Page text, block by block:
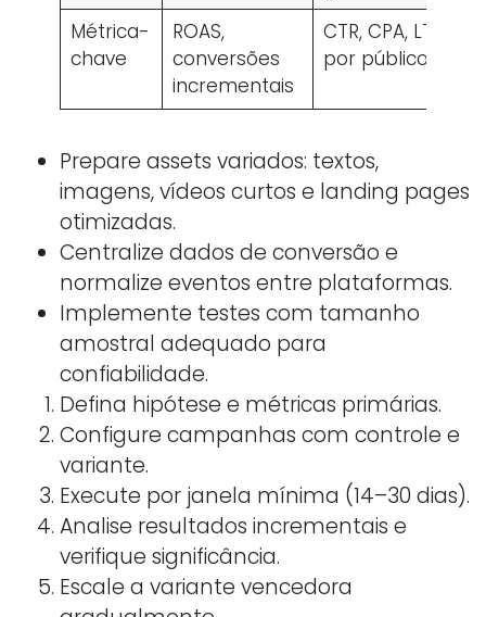
Métrica-
chave
ROAS,
conversões
incrementais
CTR, CPA, LTV
por público
Prepare assets variados: textos,
imagens, vídeos curtos e landing pages
otimizadas.
Centralize dados de conversão e
normalize eventos entre plataformas.
Implemente testes com tamanho
amostral adequado para
confiabilidade.
Defina hipótese e métricas primárias.
Configure campanhas com controle e
variante.
Execute por janela mínima (14–30 dias).
Analise resultados incrementais e
verifique significância.
Escale a variante vencedora